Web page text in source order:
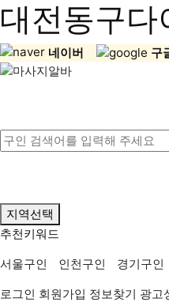
대전동구
네이버 구
지역선택
추천키워드
서울구인
인천구인 경기구인
로그인 회원가입 정보찾기 광고